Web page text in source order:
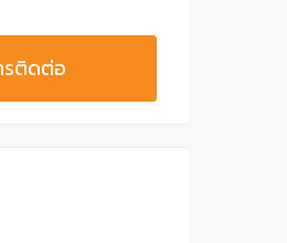
รติดต่อ